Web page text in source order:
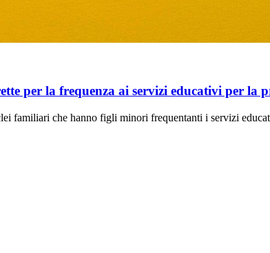
per la frequenza ai servizi educativi per
familiari che hanno figli minori frequentanti i servizi